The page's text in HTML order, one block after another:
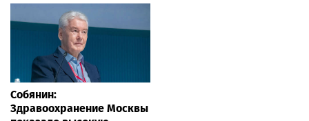
Собянин:
Здравоохранение Москвы